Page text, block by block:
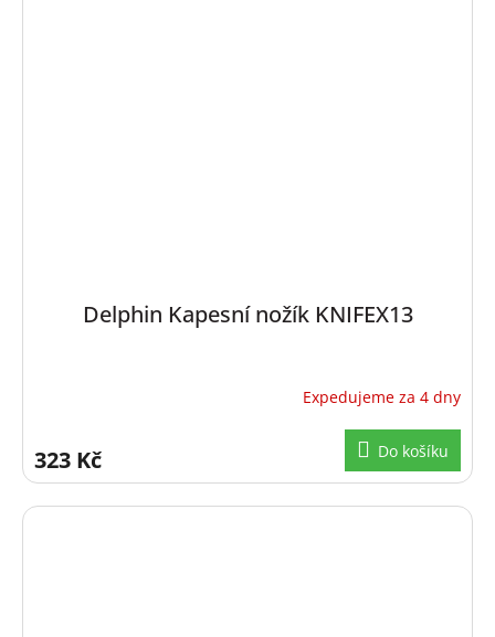
Delphin Kapesní nožík KNIFEX13
Expedujeme za 4 dny
323 Kč Do košíku